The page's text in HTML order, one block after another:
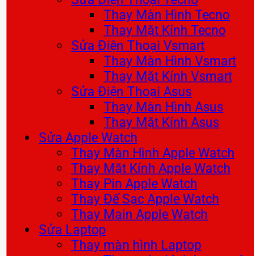
Thay Màn Hình Tecno
Thay Mặt Kính Tecno
Sửa Điện Thoại Vsmart
Thay Màn Hình Vsmart
Thay Mặt Kính Vsmart
Sửa Điện Thoại Asus
Thay Màn Hình Asus
Thay Mặt Kính Asus
Sửa Apple Watch
Thay Màn Hình Apple Watch
Thay Mặt Kính Apple Watch
Thay Pin Apple Watch
Thay Đế Sạc Apple Watch
Thay Main Apple Watch
Sửa Laptop
Thay màn hình Laptop